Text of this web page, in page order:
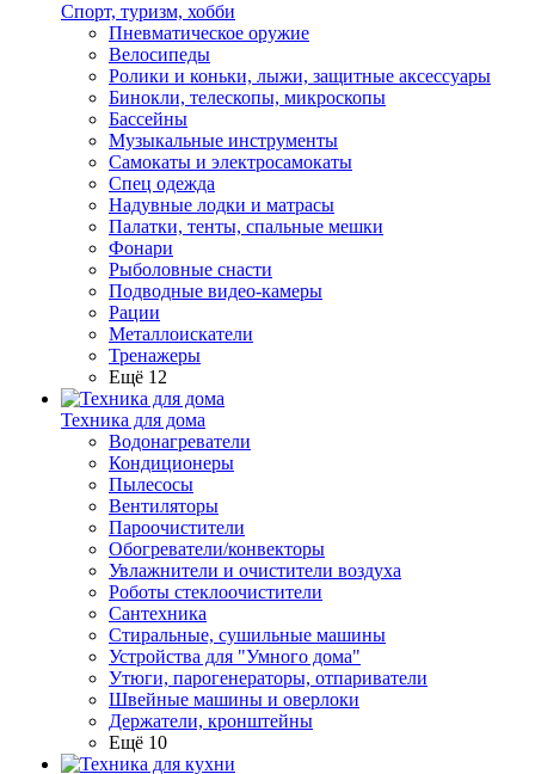
Спорт, туризм, хобби
Пневматическое оружие
Велосипеды
Ролики и коньки, лыжи, защитные аксессуары
Бинокли, телескопы, микроскопы
Бассейны
Музыкальные инструменты
Самокаты и электросамокаты
Спец одежда
Надувные лодки и матрасы
Палатки, тенты, спальные мешки
Фонари
Рыболовные снасти
Подводные видео-камеры
Рации
Металлоискатели
Тренажеры
Ещё 12
Техника для дома
Водонагреватели
Кондиционеры
Пылесосы
Вентиляторы
Пароочистители
Обогреватели/конвекторы
Увлажнители и очистители воздуха
Роботы стеклоочистители
Сантехника
Стиральные, сушильные машины
Устройства для "Умного дома"
Утюги, парогенераторы, отпариватели
Швейные машины и оверлоки
Держатели, кронштейны
Ещё 10